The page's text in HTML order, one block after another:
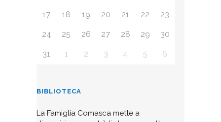
17 18 19 20 21 22 23
24 25 26 27 28 29 30
31 1 2 3 4 5 6
BIBLIOTECA
La Famiglia Comasca mette a